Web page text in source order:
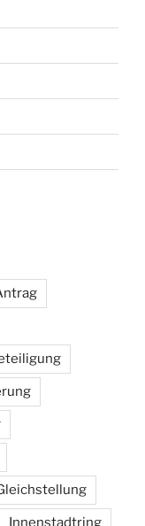
Innenstadtring